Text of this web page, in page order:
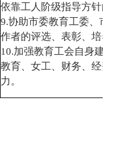
依靠工人阶级指导方针
9.协助市委教育工委、
作者的评选、表彰、培
10.加强教育工会自身建
教育、女工、财务、经
力。